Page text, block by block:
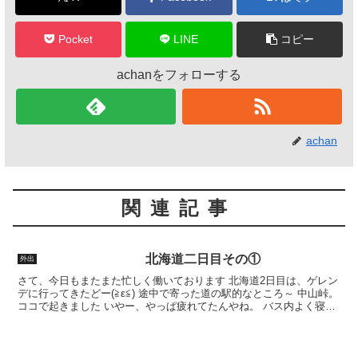
k Pocket LINE コピー
achanをフォローする
achan
関連記事
外出 北海道二日目その①
さて、今日もまたまた忙しく働いております 北海道2日目は、ゲレン
デに行ってきたどー(≧ε≦) 途中で寄った道の駅的なところ～ 中山峠。
ココで起きました いやー、やっぱ疲れてたんやね。 バス内よく寝ま